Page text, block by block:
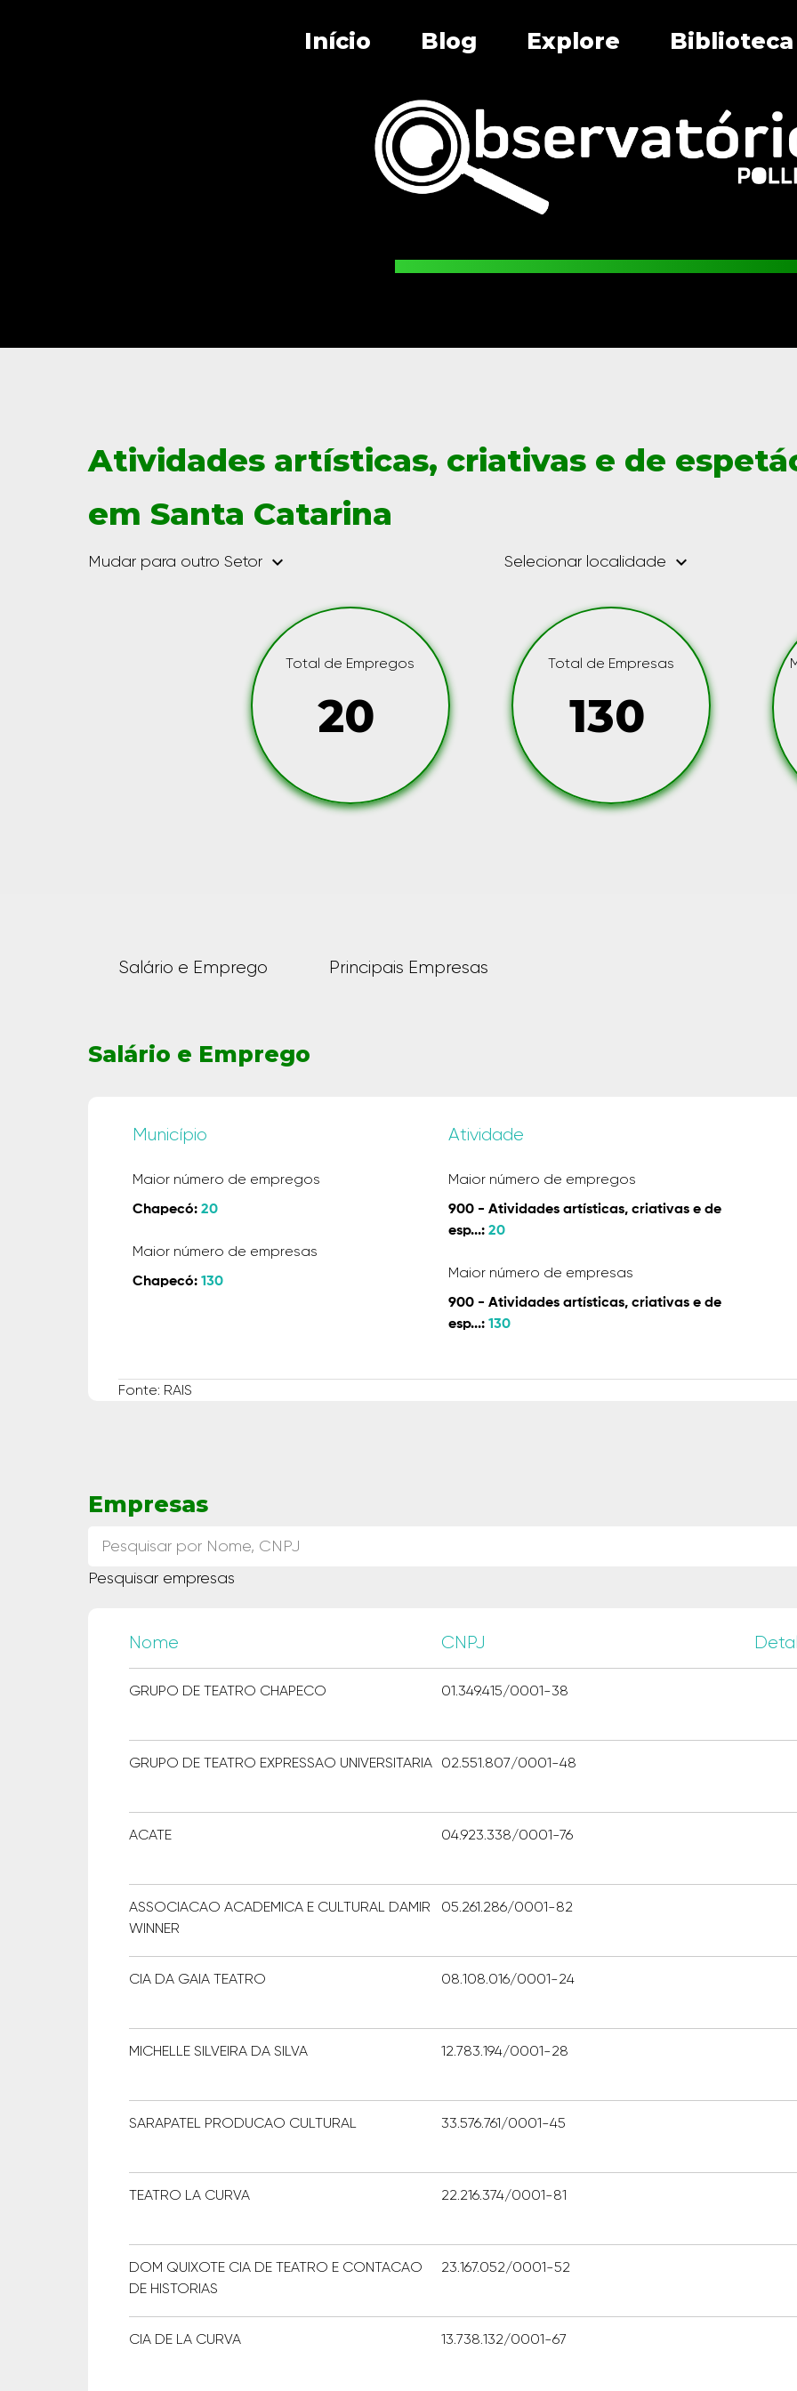
Início Blog Explore Biblioteca
Atividades artísticas, criativas e de
em Santa Catarina
Mudar para outro Setor keyboard_arrow_down Selecionar localidade keyboard_arrow_down
Total de Empregos
20
Total de Empresas
130
Salário e Emprego Principais Empresas
Salário e Emprego
Município
Maior número de empregos
Chapecó: 20
Maior número de empresas
Chapecó: 130
Atividade
Maior número de empregos
900 - Atividades artísticas, criativas e de
esp...: 20
Maior número de empresas
900 - Atividades artísticas, criativas e de
esp...: 130
Fonte: RAIS
Empresas
Pesquisar empresas
Nome CNPJ
GRUPO DE TEATRO CHAPECO 01.349.415/0001-38
GRUPO DE TEATRO EXPRESSAO UNIVERSITARIA 02.551.807/0001-48
ACATE 04.923.338/0001-76
ASSOCIACAO ACADEMICA E CULTURAL DAMIR
WINNER
05.261.286/0001-82
CIA DA GAIA TEATRO 08.108.016/0001-24
MICHELLE SILVEIRA DA SILVA 12.783.194/0001-28
SARAPATEL PRODUCAO CULTURAL 33.576.761/0001-45
TEATRO LA CURVA 22.216.374/0001-81
DOM QUIXOTE CIA DE TEATRO E CONTACAO
DE HISTORIAS
23.167.052/0001-52
CIA DE LA CURVA 13.738.132/0001-67